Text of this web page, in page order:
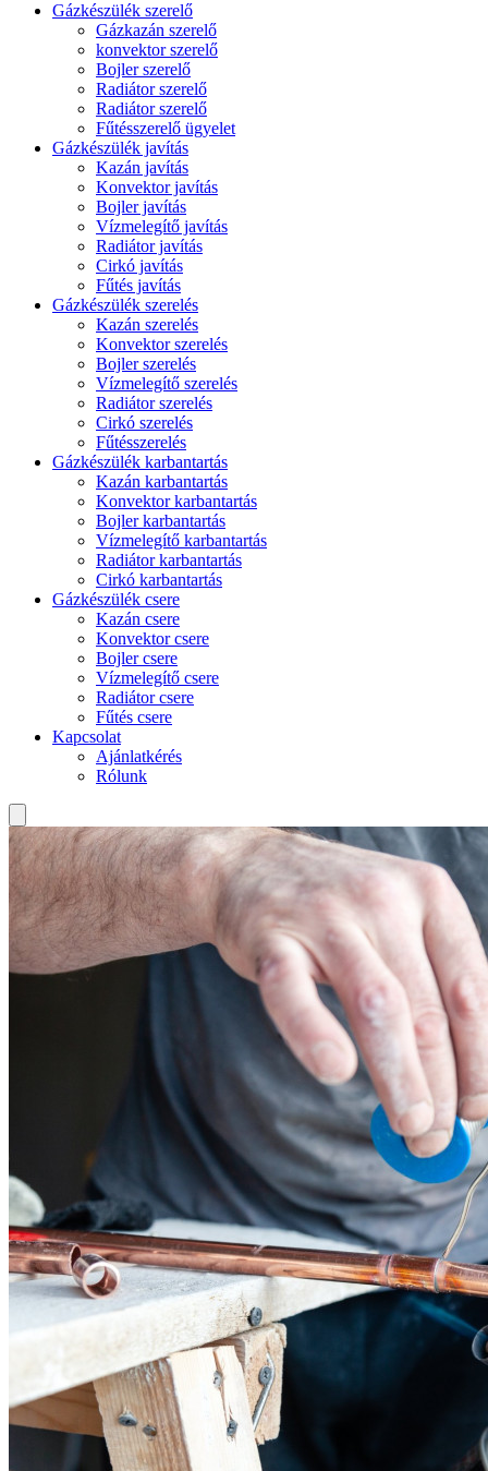
Gázkészülék szerelő
Gázkazán szerelő
konvektor szerelő
Bojler szerelő
Radiátor szerelő
Radiátor szerelő
Fűtésszerelő ügyelet
Gázkészülék javítás
Kazán javítás
Konvektor javítás
Bojler javítás
Vízmelegítő javítás
Radiátor javítás
Cirkó javítás
Fűtés javítás
Gázkészülék szerelés
Kazán szerelés
Konvektor szerelés
Bojler szerelés
Vízmelegítő szerelés
Radiátor szerelés
Cirkó szerelés
Fűtésszerelés
Gázkészülék karbantartás
Kazán karbantartás
Konvektor karbantartás
Bojler karbantartás
Vízmelegítő karbantartás
Radiátor karbantartás
Cirkó karbantartás
Gázkészülék csere
Kazán csere
Konvektor csere
Bojler csere
Vízmelegítő csere
Radiátor csere
Fűtés csere
Kapcsolat
Ajánlatkérés
Rólunk